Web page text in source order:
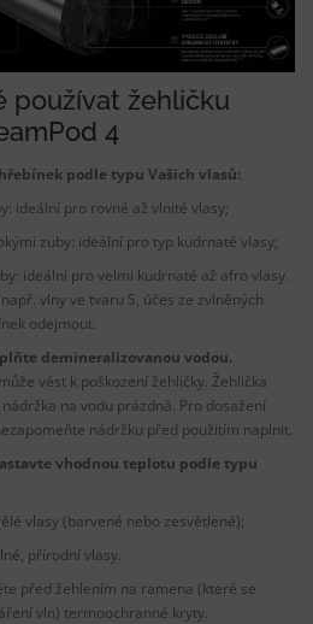
používat žehličku
4
podle typu Vašich vlasů:
ideální pro rovné až vlnité vlasy;
zuby: ideální pro typ kudrnaté vlasy;
ideální pro velmi kudrnaté až afro vlasy.
vlny ve tvaru S, účes ze zvlněných
odejmout.
demineralizovanou vodou.
vést k poškození žehličky. Žehlička
na vodu prázdná. Pro dosažení
nádržku před použitím naplnit.
vhodnou teplotu podle typu
vlasy (barvené nebo zesvětlené);
přírodní vlasy.
před žehlením na ramena (které se
vln) termoochranné kryty.